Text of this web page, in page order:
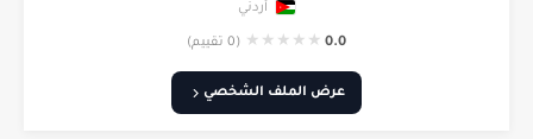
أردني
0.0
★
★
★
★
★ (0 تقييم)
عرض الملف الشخصي